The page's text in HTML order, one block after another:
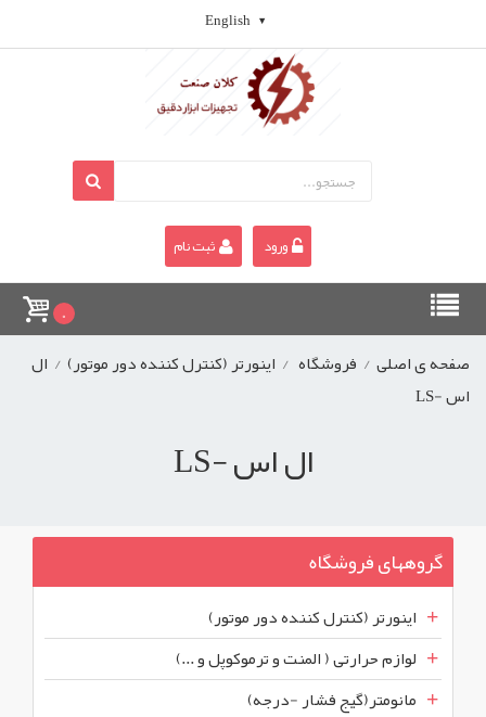
English
ورود ثبت نام
0
صفحه ی اصلی / فروشگاه / اینورتر (کنترل کننده دور موتور) / ال
اس -LS
ال اس -LS
گروههای فروشگاه
اینورتر (کنترل کننده دور موتور)
لوازم حرارتی ( المنت و ترموکوپل و ...)
مانومتر(گیج فشار -درجه)